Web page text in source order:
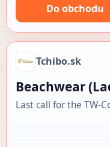
Do obchodu
Tchibo.sk
Beachwear
Last call for the TW-